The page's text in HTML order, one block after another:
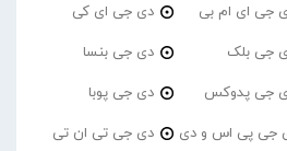
جی ای ام بی دی جی ای کی
جی بلک دی جی بنسا
جی پدوکس دی جی پوبا
جی پی اس و دی
دی جی تی ان تی